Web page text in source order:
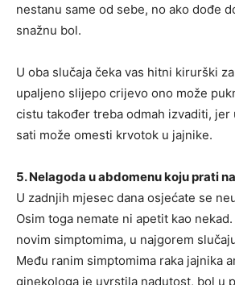
nestanu same od sebe, no ako dođe
snažnu bol.
U oba slučaja čeka vas hitni kirurški
upaljeno slijepo crijevo ono može
cistu također treba odmah izvaditi, jer
sati može omesti krvotok u jajnike.
5. Nelagoda u abdomenu koju prati
U zadnjih mjesec dana osjećate se
Osim toga nemate ni apetit kao
novim simptomima, u najgorem
Među ranim simptomima raka jajnika
ginekologa je uvrstila nadutost, bol u